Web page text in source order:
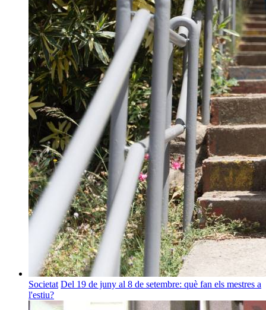
Societat Del 19 de juny al 8 de setembre: què fan els mestres a
l'estiu?